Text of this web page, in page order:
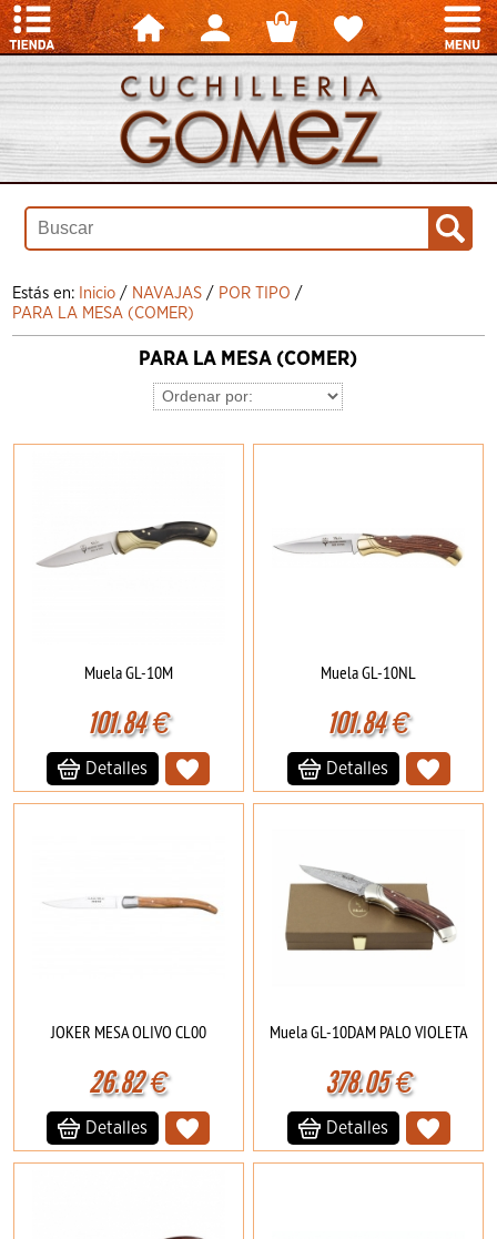
Estás en: Inicio / NAVAJAS / POR TIPO /
PARA LA MESA (COMER)
PARA LA MESA (COMER)
Muela GL-10M
101.84€
Detalles
Muela GL-10NL
101.84€
Detalles
JOKER MESA OLIVO CL00
26.82€
Detalles
Muela GL-10DAM PALO VIOLETA
378.05€
Detalles